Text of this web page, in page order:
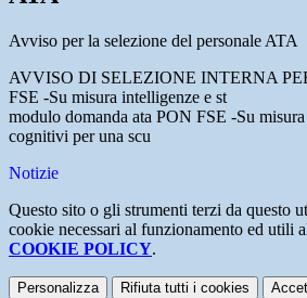
Avviso per la selezione del personale ATA
AVVISO DI SELEZIONE INTERNA
FSE -Su misura intelligenze e st
modulo domanda ata PON FSE -Su
cognitivi per una scu
Notizie
Questo sito o gli strumenti terzi da questo
cookie necessari al funzionamento ed utili
COOKIE POLICY.
Personalizza Rifiuta tutti i cookies